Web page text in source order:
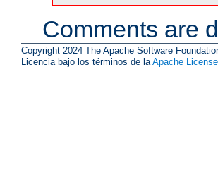
Comments are
Copyright 2024 The Apache Software
Licencia bajo los términos de laApache